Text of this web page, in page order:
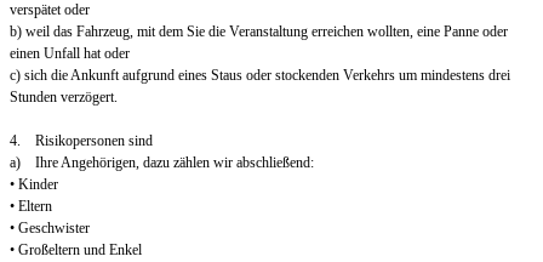
verspätet oder
b) weil das Fahrzeug, mit dem Sie die Veranstaltung erreichen wollten, eine Panne oder
einen Unfall hat oder
c) sich die Ankunft aufgrund eines Staus oder stockenden Verkehrs um mindestens drei
Stunden verzögert.
4. Risikopersonen sind
a) Ihre Angehörigen, dazu zählen wir abschließend:
• Kinder
• Eltern
• Geschwister
• Großeltern und Enkel